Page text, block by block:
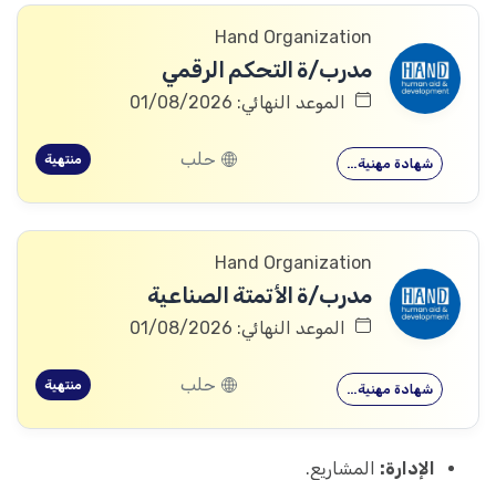
Hand Organization
مدرب/ة التحكم الرقمي
الموعد النهائي: 01/08/2026
شهادة مهنية… حلب منتهية
Hand Organization
مدرب/ة الأتمتة الصناعية
الموعد النهائي: 01/08/2026
شهادة مهنية… حلب منتهية
الإدارة: المشاريع.